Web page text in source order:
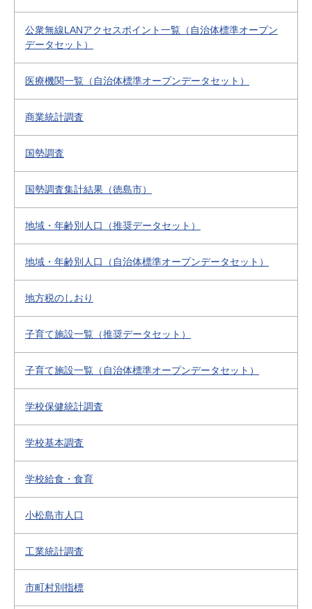
公衆無線LANアクセスポイント一覧（自治体標準オープン
データセット）
医療機関一覧（自治体標準オープンデータセット）
商業統計調査
国勢調査
国勢調査集計結果（徳島市）
地域・年齢別人口（推奨データセット）
地域・年齢別人口（自治体標準オープンデータセット）
地方税のしおり
子育て施設一覧（推奨データセット）
子育て施設一覧（自治体標準オープンデータセット）
学校保健統計調査
学校基本調査
学校給食・食育
小松島市人口
工業統計調査
市町村別指標